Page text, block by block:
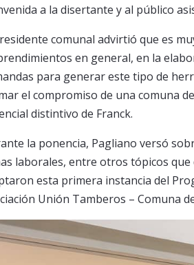
a la disertante y al público
comunal advirtió que es
en general, en la
para generar este tipo de
el compromiso de una comuna
distintivo de Franck.
la ponencia, Pagliano versó
laborales, entre otros tópicos
esta primera instancia del
Unión Tamberos – Comuna